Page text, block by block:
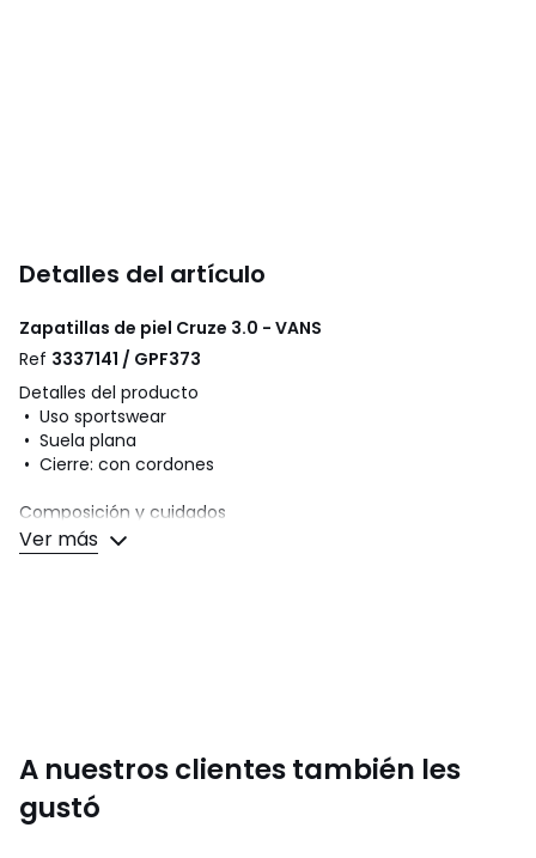
Detalles del artículo
Zapatillas de piel Cruze 3.0 - VANS
Ref 3337141 / GPF373
Detalles del producto
• Uso sportswear
• Suela plana
• Cierre: con cordones
Composición y cuidados
• Exterior: 100% piel
• Interior: 100% tela
Ver más
A nuestros clientes también les
gustó